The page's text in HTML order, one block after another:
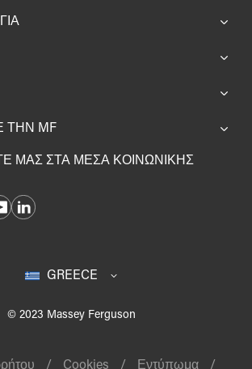
ΤΗΝ MF
ΜΑΣ ΣΤΑ ΜΕΣΑ ΚΟΙΝΩΝΙΚΗΣ
GREECE
© 2023 Massey Ferguson
Cookies Εντύπωμα